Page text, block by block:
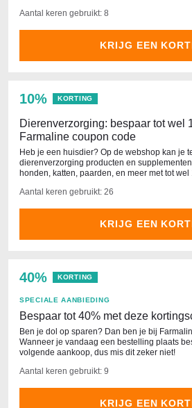
Aantal keren gebruikt: 8
KRIJG EEN
10% KORTING
Dierenverzorging: bespaar tot wel
Farmaline coupon code
Heb je een huisdier? Op de webshop kan je
dierenverzorging producten en
honden, katten, paarden, en meer met tot
Aantal keren gebruikt: 26
KRIJG EEN
40% KORTING
SPECIALE AANBIEDING
Bespaar tot 40% met deze
Ben je dol op sparen? Dan ben je bij
Wanneer je vandaag een bestelling plaats
volgende aankoop, dus mis dit zeker niet!
Aantal keren gebruikt: 9
KRIJG EEN